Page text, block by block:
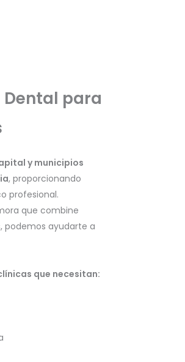
para
y municipios
, proporcionando
profesional.
que combine
podemos ayudarte a
que necesitan: